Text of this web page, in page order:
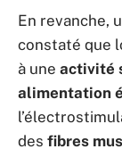
En revanche,
constaté que
à une activité
alimentation
des fibres